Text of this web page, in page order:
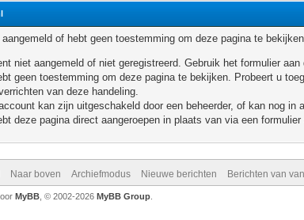
of hebt geen toestemming om deze pagina te
niet aangemeld of niet geregistreerd. Gebruik het formulier
geen toestemming om deze pagina te bekijken. Probeert u
van deze handeling.
kan zijn uitgeschakeld door een beheerder, of kan nog in
deze pagina direct aangeroepen in plaats van via een formulier
Naar boven Archiefmodus Nieuwe berichten Berichten van
MyBB, © 2002-2026 MyBB Group.